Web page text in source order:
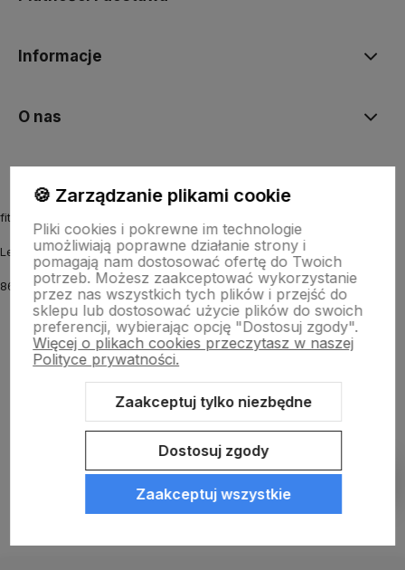
Informacje
O nas
fitmyhorse.pl Sklep jeździecki
Letnia 12
86-031 Osielsko k. Bydgoszczy
Sklep internetowy Shoper.pl Szablon Shoper Modern 3.0™
🍪 Zarządzanie plikami cookie
Pliki cookies i pokrewne im technologie
umożliwiają poprawne działanie strony i
pomagają nam dostosować ofertę do Twoich
potrzeb. Możesz zaakceptować wykorzystanie
przez nas wszystkich tych plików i przejść do
sklepu lub dostosować użycie plików do swoich
preferencji, wybierając opcję "Dostosuj zgody".
Więcej o plikach cookies przeczytasz w naszej
Polityce prywatności.
Zaakceptuj tylko niezbędne
Dostosuj zgody
Zaakceptuj wszystkie